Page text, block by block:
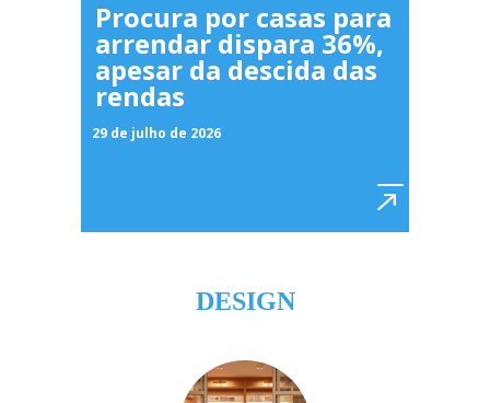
Procura por casas para
arrendar dispara 36%,
apesar da descida das
rendas
29 de julho de 2026
DESIGN